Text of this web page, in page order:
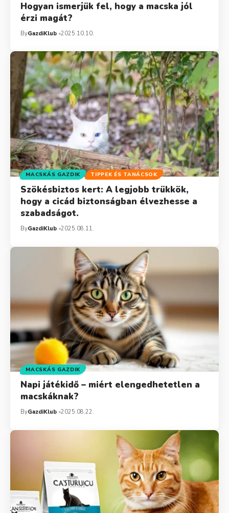
Hogyan ismerjük fel, hogy a macska jól
érzi magát?
ByGazdiKlub 2025.10.10.
MACSKÁS GAZDIK TIPPEK ÉS TANÁCSOK
Szökésbiztos kert: A legjobb trükkök,
hogy a cicád biztonságban élvezhesse a
szabadságot.
ByGazdiKlub 2025.08.11.
MACSKÁS GAZDIK
Napi játékidő – miért elengedhetetlen a
macskáknak?
ByGazdiKlub 2025.08.22.